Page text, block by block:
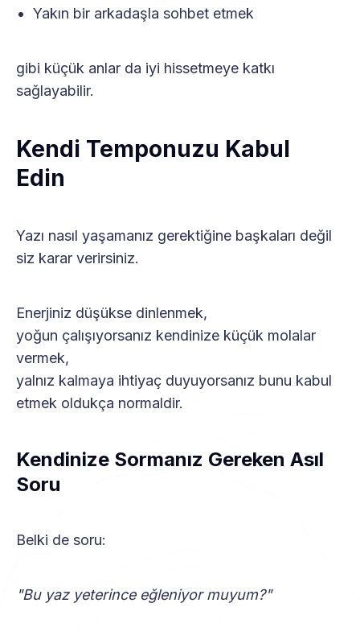
Yakın bir arkadaşla sohbet etmek
gibi küçük anlar da iyi hissetmeye katkı
sağlayabilir.
Kendi Temponuzu Kabul
Edin
Yazı nasıl yaşamanız gerektiğine başkaları değil
siz karar verirsiniz.
Enerjiniz düşükse dinlenmek,
yoğun çalışıyorsanız kendinize küçük molalar
vermek,
yalnız kalmaya ihtiyaç duyuyorsanız bunu kabul
etmek oldukça normaldir.
Kendinize Sormanız Gereken Asıl
Soru
Belki de soru:
"Bu yaz yeterince eğleniyor muyum?"